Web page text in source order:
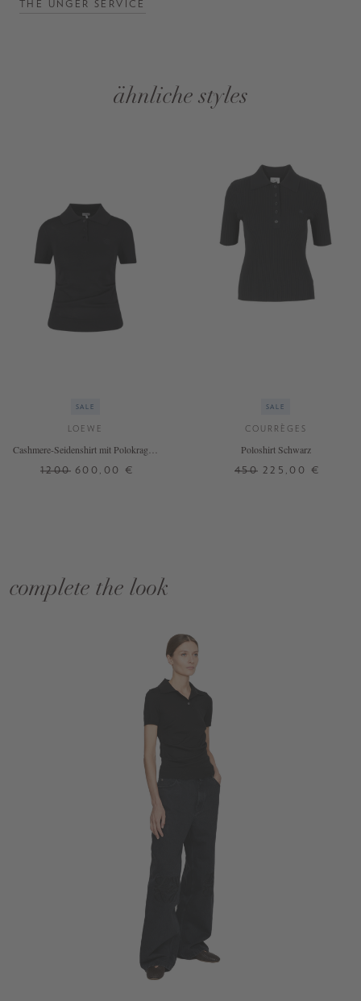
THE UNGER SERVICE
ähnliche styles
SALE
LOEWE
Cashmere-Seidenshirt mit Polokragen
1200 600,00 €
SALE
COURRÈGES
Poloshirt Schwarz
450 225,00 €
complete the look